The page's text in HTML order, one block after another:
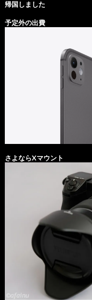
帰国しました
予定外の出費
さよならXマウント